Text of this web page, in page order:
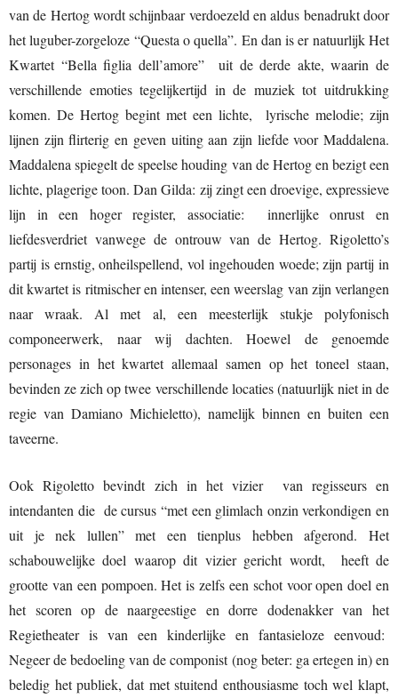
van de Hertog wordt schijnbaar verdoezeld en aldus benadrukt door
het luguber-zorgeloze “Questa o quella”. En dan is er natuurlijk Het
Kwartet “Bella figlia dell’amore” uit de derde akte, waarin de
verschillende emoties tegelijkertijd in de muziek tot uitdrukking
komen. De Hertog begint met een lichte, lyrische melodie; zijn
lijnen zijn flirterig en geven uiting aan zijn liefde voor Maddalena.
Maddalena spiegelt de speelse houding van de Hertog en bezigt een
lichte, plagerige toon. Dan Gilda: zij zingt een droevige, expressieve
lijn in een hoger register, associatie: innerlijke onrust en
liefdesverdriet vanwege de ontrouw van de Hertog. Rigoletto’s
partij is ernstig, onheilspellend, vol ingehouden woede; zijn partij in
dit kwartet is ritmischer en intenser, een weerslag van zijn verlangen
naar wraak. Al met al, een meesterlijk stukje polyfonisch
componeerwerk, naar wij dachten. Hoewel de genoemde
personages in het kwartet allemaal samen op het toneel staan,
bevinden ze zich op twee verschillende locaties (natuurlijk niet in de
regie van Damiano Michieletto), namelijk binnen en buiten een
taveerne.
Ook Rigoletto bevindt zich in het vizier van regisseurs en
intendanten die de cursus “met een glimlach onzin verkondigen en
uit je nek lullen” met een tienplus hebben afgerond. Het
schabouwelijke doel waarop dit vizier gericht wordt, heeft de
grootte van een pompoen. Het is zelfs een schot voor open doel en
het scoren op de naargeestige en dorre dodenakker van het
Regietheater is van een kinderlijke en fantasieloze eenvoud:
Negeer de bedoeling van de componist (nog beter: ga ertegen in) en
beledig het publiek, dat met stuitend enthousiasme toch wel klapt,